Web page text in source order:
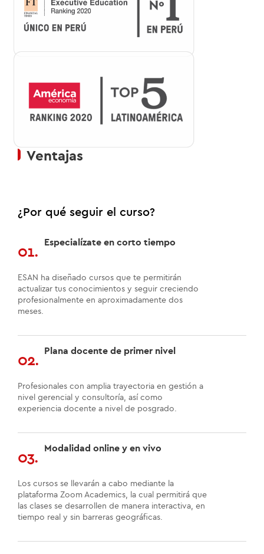
Ventajas
¿Por qué seguir el curso?
01.
Especialízate en corto tiempo
ESAN ha diseñado cursos que te permitirán
actualizar tus conocimientos y seguir creciendo
profesionalmente en aproximadamente dos
meses.
02.
Plana docente de primer nivel
Profesionales con amplia trayectoria en gestión a
nivel gerencial y consultoría, así como
experiencia docente a nivel de posgrado.
03.
Modalidad online y en vivo
Los cursos se llevarán a cabo mediante la
plataforma Zoom Academics, la cual permitirá que
las clases se desarrollen de manera interactiva, en
tiempo real y sin barreras geográficas.